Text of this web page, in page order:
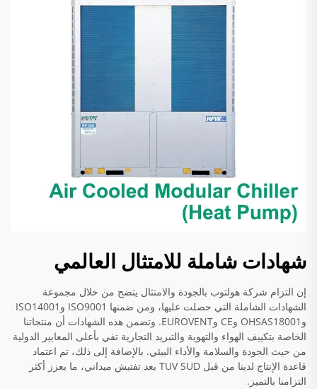
شهادات شاملة للامتثال العالمي
إن التزام شركة هولتوب بالجودة والامتثال يتضح من خلال مجموعة
الشهادات الشاملة التي حصلت عليها، ومن ضمنها ISO9001 وISO14001
وOHSAS18001 وCE وEUROVENT. وتضمن هذه الشهادات أن منتجاتنا
الخاصة بتكييف الهواء والتهوية والتبريد التجارية تفي بأعلى المعايير الدولية
من حيث الجودة والسلامة والأداء البيئي. بالإضافة إلى ذلك، تم اعتماد
قاعدة الإنتاج لدينا من قبل TUV SUD بعد تفتيش ميداني، ما يعزز أكثر
التزامنا بالتميز.